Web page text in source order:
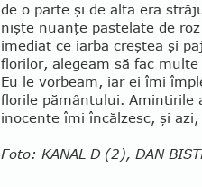
de o parte şi de alta era
nişte nuanţe pastelate de
imediat ce iarba creştea şi
florilor, alegeam să fac
Eu le vorbeam, iar ei îmi
florile pământului. Amintirile
inocente îmi încălzesc, şi
Foto: KANAL D (2), DAN